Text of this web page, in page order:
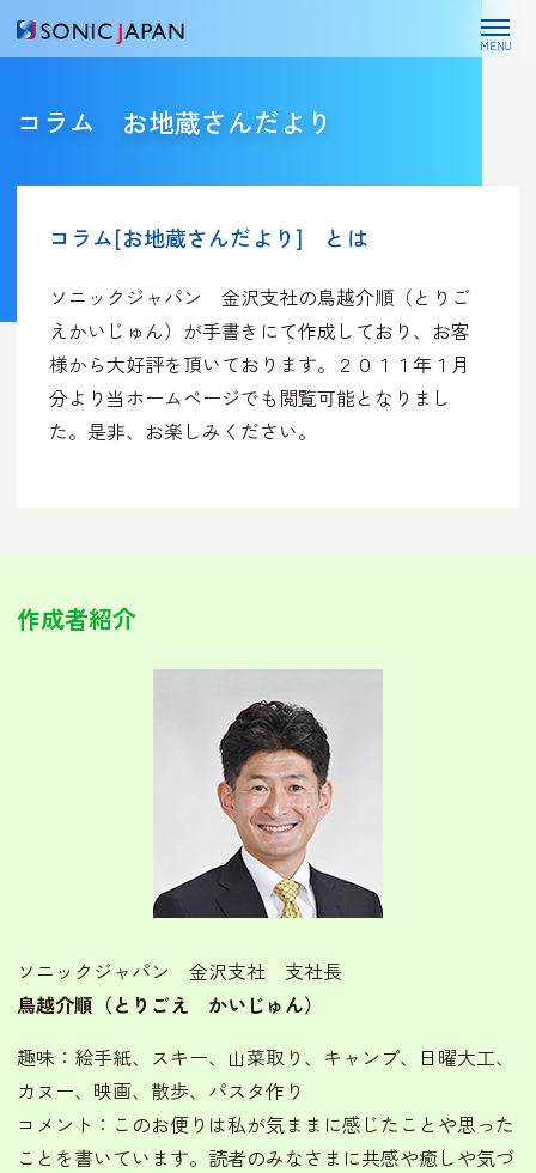
MENU
コラム お地蔵さんだより
コラム[お地蔵さんだより] とは
ソニックジャパン 金沢支社の鳥越介順（とりご
えかいじゅん）が手書きにて作成しており、 お客
様から大好評を頂いております。２０１１年１月
分より当ホームページでも閲覧可能となりまし
た。是非、お楽しみください。
作成者紹介
ソニックジャパン 金沢支社 支社長
鳥越介順（とりごえ かいじゅん）
趣味：絵手紙、スキー、山菜取り、キャンプ、日曜大工、
カヌー、映画、散歩、パスタ作り
コメント：このお便りは私が気ままに感じたことや思った
ことを書いています。読者のみなさまに共感や癒しや気づ